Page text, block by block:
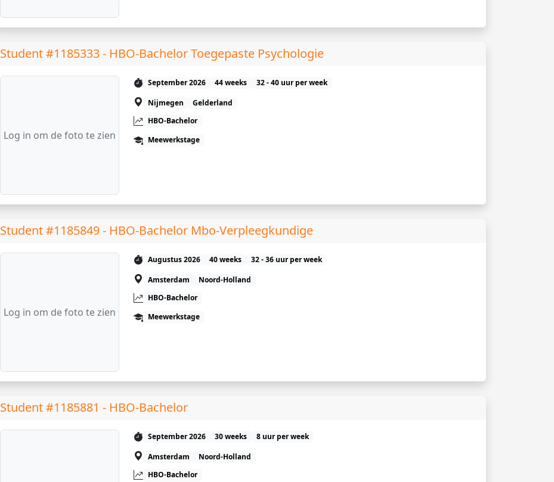
Student #1185333 - HBO-Bachelor Toegepaste Psychologie
Log in om de foto te zien
September 2026 44 weeks
32 - 40 uur per week
Nijmegen
Gelderland
HBO-Bachelor
Meewerkstage
Student #1185849 - HBO-Bachelor Mbo-Verpleegkundige
Log in om de foto te zien
Augustus 2026 40 weeks
32 - 36 uur per week
Amsterdam
Noord-Holland
HBO-Bachelor
Meewerkstage
Student #1185881 - HBO-Bachelor
September 2026 30 weeks
8 uur per week
Amsterdam
Noord-Holland
HBO-Bachelor